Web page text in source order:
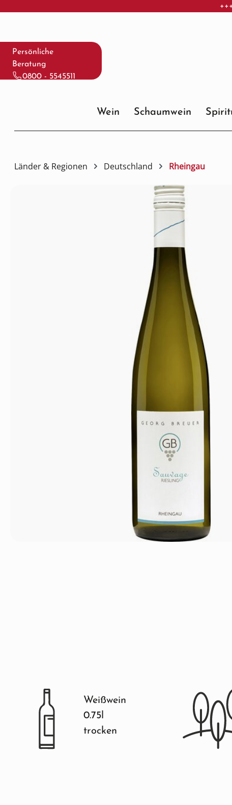
Hauptinhalt springen
Zur Suche springen
Zur Hauptnavigation springen
Persönliche
Beratung
0800 - 5545511
Wein Schaumwein
Länder & Regionen Deutschland Rheingau
Weißwein
0.75l
trocken